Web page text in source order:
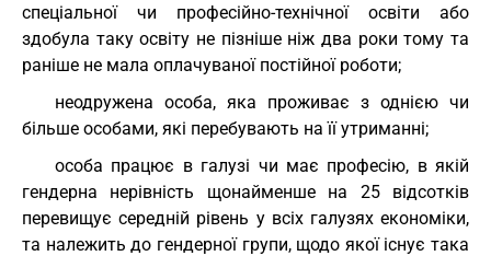
спеціальної чи професійно-технічної освіти або
здобула таку освіту не пізніше ніж два роки тому та
раніше не мала оплачуваної постійної роботи;
неодружена особа, яка проживає з однією чи
більше особами, які перебувають на її утриманні;
особа працює в галузі чи має професію, в якій
гендерна нерівність щонайменше на 25 відсотків
перевищує середній рівень у всіх галузях економіки,
та належить до гендерної групи, щодо якої існує така